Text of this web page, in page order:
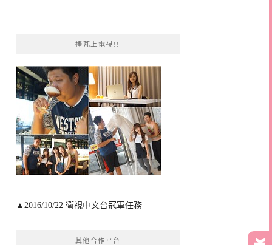
捧芃上電視!!
▲2016/10/22 衛視中文台冠軍任務
其他合作平台